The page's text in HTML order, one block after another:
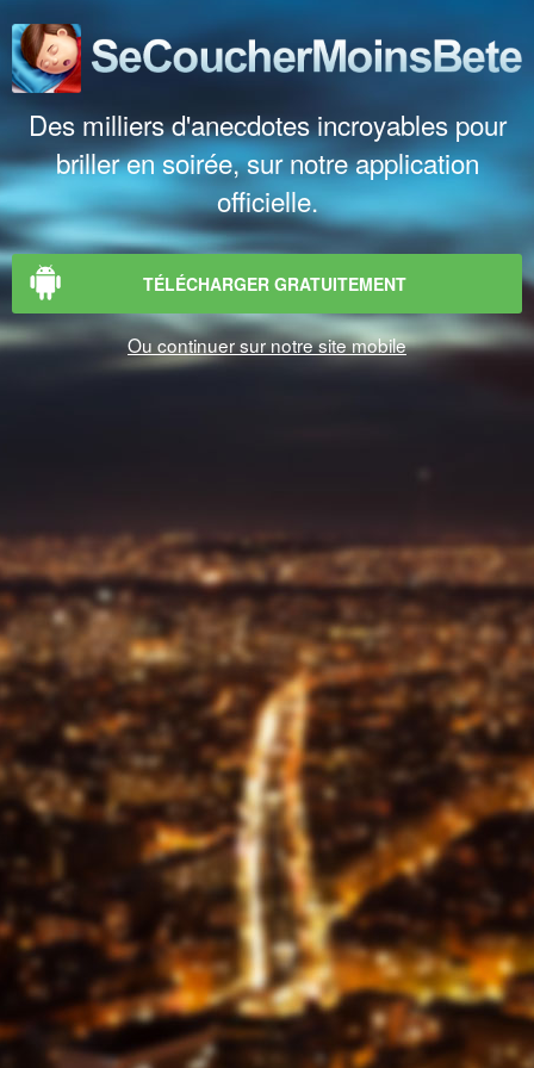
Des milliers d'anecdotes incroyables pour
briller en soirée, sur notre application
officielle.
TÉLÉCHARGER GRATUITEMENT
Ou continuer sur notre site mobile